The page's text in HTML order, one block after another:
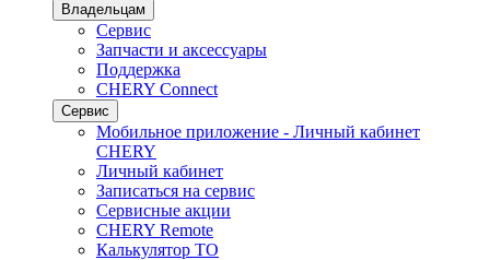
Владельцам
Сервис
Запчасти и аксессуары
Поддержка
CHERY Connect
Сервис
Мобильное приложение - Личный кабинет
CHERY
Личный кабинет
Записаться на сервис
Сервисные акции
CHERY Remote
Калькулятор ТО